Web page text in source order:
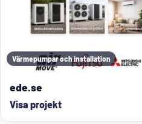
Värmepumpar och installation
ede.se
Visa projekt